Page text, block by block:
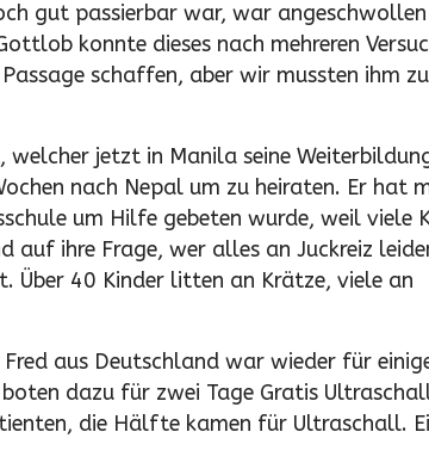
gut passierbar war, war
konnte dieses nach mehreren
schaffen, aber wir mussten ihm zu
welcher jetzt in Manila seine
nach Nepal um zu heiraten. Er hat
um Hilfe gebeten wurde, weil viele
ihre Frage, wer alles an Juckreiz
Über 40 Kinder litten an Krätze, viele an
aus Deutschland war wieder für
dazu für zwei Tage Gratis
die Hälfte kamen für Ultraschall.